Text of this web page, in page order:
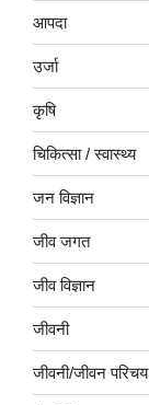
आपदा
उर्जा
कृषि
चिकित्सा / स्वास्थ्य
जन विज्ञान
जीव जगत
जीव विज्ञान
जीवनी
जीवनी/जीवन परिचय